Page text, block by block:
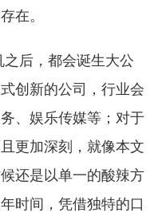
在。
后，都会诞生大公
创新的公司，行业会
、娱乐传媒等；对于
更加深刻，就像本文
还是以单一的酸辣方
时间，凭借独特的口